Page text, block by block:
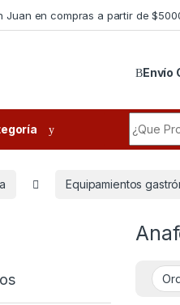
Juan en compras a partir de
Envío
Equipamientos